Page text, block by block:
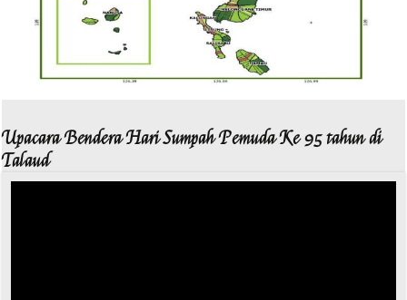
Upacara Bendera Hari Sumpah Pemuda Ke 95 tahun di
Talaud